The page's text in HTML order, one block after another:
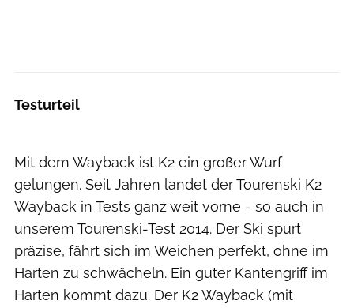
Testurteil
Mit dem Wayback ist K2 ein großer Wurf
gelungen. Seit Jahren landet der Tourenski K2
Wayback in Tests ganz weit vorne - so auch in
unserem Tourenski-Test 2014. Der Ski spurt
präzise, fährt sich im Weichen perfekt, ohne im
Harten zu schwächeln. Ein guter Kantengriff im
Harten kommt dazu. Der K2 Wayback (mit